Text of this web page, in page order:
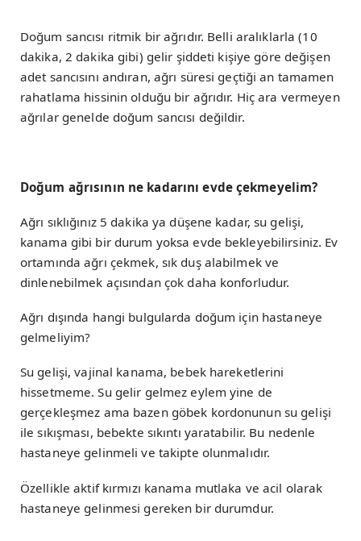
Doğum sancısı ritmik bir ağrıdır. Belli aralıklarla (10
dakika, 2 dakika gibi) gelir şiddeti kişiye göre değişen
adet sancısını andıran, ağrı süresi geçtiği an tamamen
rahatlama hissinin olduğu bir ağrıdır. Hiç ara vermeyen
ağrılar genelde doğum sancısı değildir.
Doğum ağrısının ne kadarını evde çekmeyelim?
Ağrı sıklığınız 5 dakika ya düşene kadar, su gelişi,
kanama gibi bir durum yoksa evde bekleyebilirsiniz. Ev
ortamında ağrı çekmek, sık duş alabilmek ve
dinlenebilmek açısından çok daha konforludur.
Ağrı dışında hangi bulgularda doğum için hastaneye
gelmeliyim?
Su gelişi, vajinal kanama, bebek hareketlerini
hissetmeme. Su gelir gelmez eylem yine de
gerçekleşmez ama bazen göbek kordonunun su gelişi
ile sıkışması, bebekte sıkıntı yaratabilir. Bu nedenle
hastaneye gelinmeli ve takipte olunmalıdır.
Özellikle aktif kırmızı kanama mutlaka ve acil olarak
hastaneye gelinmesi gereken bir durumdur.